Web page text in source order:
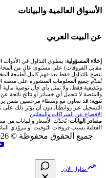
اكس تي بي XTB
انتراكتيف بروكرز IBKR
شركات تداول في قطر
شركات تداول في الأردن
شركات تداول في العراق
شركات تداول في
🇦🇪 أسواق الإمارات
🇪🇬 البورصة المصرية
🇶🇦 بورصة قطر
🇯🇴 بورصة عمّان
🇧🇭 بورصة البحرين
💱 محول العملات
🧮 حاسبة حجم اللوت
📊 حاسبة قيمة النقطة
💰 حاسبة ربح الفوركس
📌 حاسبة النقاط
📏 حاسبة حجم المركز
🧱 حائط المجتمع
🏆 لوحة المحلّلين
✍️ اكتب تحليلك
الأسواق العالمية والبيانات
🌐 المؤشرات العالمية
🥇 سعر الذهب اليوم
🥇 أسعار الذهب
💱 أسعار العملات
💵 سعر الريال
📅 المؤشرات الاقتصادية
عن البيت العربي
من نحن
تواصل معنا
فريق المؤلفين
مقالات تعليمية
سياسة تقييم الشركات
إخلاء المسؤولية: ينطوي التداول في الأدوات
مقابل الفروقات) على مستوى عالٍ من
ننصح بالتداول فقط بعد فهم كامل لطبيعة
تُقدَّم جميع المعلومات المنشورة على منصة
وتثقيفية فقط، ولا تمثل بأي حال توصية
والمنصة لا تتحمل أي خسائر أو نتائج ناتجة
تنويه: قد نتعاون مع وسطاء مرخصين ضمن
التسجيل عبر روابطنا، دون أن يؤثر ذلك على
الإفصاح عن الشراكات والمعلنين
مصادر البيانات: تُحدَّث الأسعار والبيانات من
الفعلية بسبب فروقات التوقيت أو مزوّدي
جميع الحقوق محفوظة © 2026 البيت العربي ·
تداول الآن